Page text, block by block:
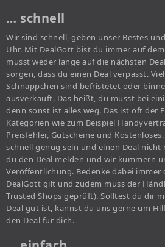
… schnell
Wir sind schnell, geben unser Bestes
Uhr. Mit DealGott bist du immer auf
musst weder lange auf die nächsten
sorgen, dass du einen Deal verpasst.
Schnäppchen sind befristetet oder
ausverkauft. Das heißt, du musst bei
denn sonst ist alles weg. Das ist oft der
Kategorien wie zum Beispiel
Preisfehler, Gutscheine und
schnell genug sein und einen Deal
du den Deal melden und wir kümmern
Veröffentlichung. Bedenke dabei immer
DealGott gilt und zudem muss der
Trusted Shops geprüft). Solltest du dir
Deal gut ist, kannst du uns gerne um
den Deal für dich.